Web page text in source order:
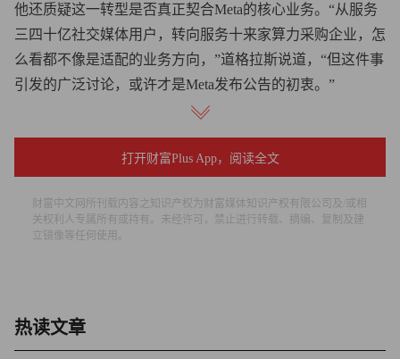
他还质疑这一转型是否真正契合Meta的核心业务。“从服务
三四十亿社交媒体用户，转向服务十来家算力采购企业，怎
么看都不像是适配的业务方向，”道格拉斯说道，“但这件事
引发的广泛讨论，或许才是Meta发布公告的初衷。”
Meta出售闲置算力的消息一出，股价便应声上涨，但道格拉
斯认为，市场往往会追捧进军新业务的知名企业，却低估了
业务转型的实际难度。
新的收入来源，都极其困难，即使产品与市场契合度已得到
打开财富Plus App，阅读全文
财富中文网所刊载内容之知识产权为财富媒体知识产权有限公司及/或相
关权利人专属所有或持有。未经许可，禁止进行转载、摘编、复制及建
立镜像等任何使用。
热读文章